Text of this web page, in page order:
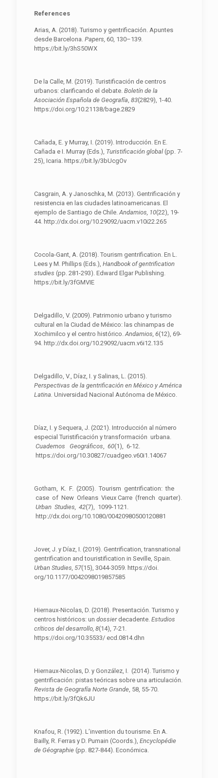
References
Arias, A. (2018). Turismo y gentrificación. Apuntes
desde Barcelona. Papers, 60, 130–139.
https://bit.ly/3hS50WX
De la Calle, M. (2019). Turistificación de centros
urbanos: clarificando el debate. Boletín de la
Asociación Española de Geografía 83(2829), 1-40.
https://doi.org/10.21138/bage.2829
Cañada, E. y Murray, I. (2019). Introducción. En E.
Cañada e I. Murray (Eds.), Turistificación global (pp. 7-
25), Icaria. https://bit.ly/3bUcgOv
Casgrain, A. y Janoschka, M. (2013). Gentrificación y
resistencia en las ciudades latinoamericanas. El
ejemplo de Santiago de Chile. Andamios, 10(22), 19-
44. http://dx.doi.org/10.29092/uacm.v10i22.265
Cocola-Gant, A. (2018). Tourism gentrification. En L.
Lees y M. Phillips (Eds.), Handbook of gentrification
studies (pp. 281-293). Edward Elgar Publishing.
https://bit.ly/3fGMVIE
Delgadillo, V. (2009). Patrimonio urbano y turismo
cultural en la Ciudad de México: las chinampas de
Xochimilco y el centro histórico. Andamios, 6(12), 69-
94. http://dx.doi.org/10.29092/uacm.v6i12.135
Delgadillo, V., Díaz, I. y Salinas, L. (2015).
Perspectivas de la gentrificación en México y América
Latina. Universidad Nacional Autónoma de México.
Díaz, I. y Sequera, J. (2021). Introducción al número
especial Turistificación y transformación urbana.
Cuadernos Geográficos
60(1), 6-12.
https://doi.org/10.30827/cuadgeo.v60i1.14067
Gotham, K. F. (2005). Tourism gentrification: the
case of New Orleans Vieux Carre (french quarter).
Urban Studies, 42(7), 1099-1121.
http://dx.doi.org/10.1080/00420980500120881
Jover, J. y Díaz, I. (2019). Gentrification, transnational
gentrification and touristification in Seville, Spain.
Urban Studies, 57(15), 3044-3059. https://doi.
org/10.1177/0042098019857585
Hiernaux-Nicolas, D. (2018). Presentación. Turismo y
centros históricos: un dossier decadente. Estudios
críticos del desarrollo, 8(14), 7-21.
https://doi.org/10.35533/ ecd.0814.dhn
Hiernaux-Nicolas, D. y González, I. (2014). Turismo y
gentrificación: pistas teóricas sobre una articulación.
Revista de Geografía Norte Grande, 58, 55-70.
https://bit.ly/3fQk6JU
Knafou, R. (1992). L’invention du tourisme. En A.
Bailly, R. Ferras y D. Pumain (Coords.), Encyclopédie
de Géographie (pp. 827-844). Económica.